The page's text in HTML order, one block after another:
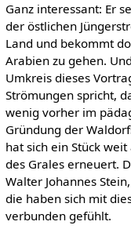
Ganz interessant: Er
der östlichen
Land und bekommt
Arabien zu gehen.
Umkreis dieses
Strömungen spricht,
wenig vorher im
Gründung der
hat sich ein Stück
des Grales erneuert.
Walter Johannes
die haben sich mit
verbunden gefühlt.